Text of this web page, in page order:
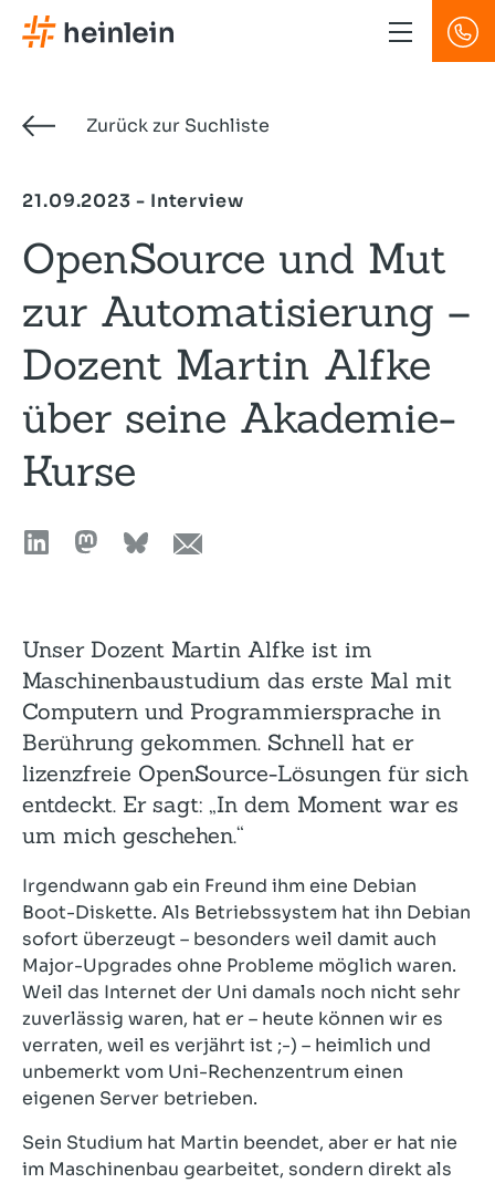
Direkt
zum
Zurück zur Suchliste
21.09.2023 - Interview
OpenSource und Mut
zur Automatisierung –
Dozent Martin Alfke
über seine Akademie-
Kurse
Unser Dozent Martin Alfke ist im
Maschinenbaustudium das erste Mal mit
Computern und Programmiersprache in
Berührung gekommen. Schnell hat er
lizenzfreie OpenSource-Lösungen für sich
entdeckt. Er sagt: „In dem Moment war es
um mich geschehen.“
Irgendwann gab ein Freund ihm eine Debian
Boot-Diskette. Als Betriebssystem hat ihn Debian
sofort überzeugt – besonders weil damit auch
Major-Upgrades ohne Probleme möglich waren.
Weil das Internet der Uni damals noch nicht sehr
zuverlässig waren, hat er – heute können wir es
verraten, weil es verjährt ist ;-) – heimlich und
unbemerkt vom Uni-Rechenzentrum einen
eigenen Server betrieben.
Sein Studium hat Martin beendet, aber er hat nie
im Maschinenbau gearbeitet, sondern direkt als